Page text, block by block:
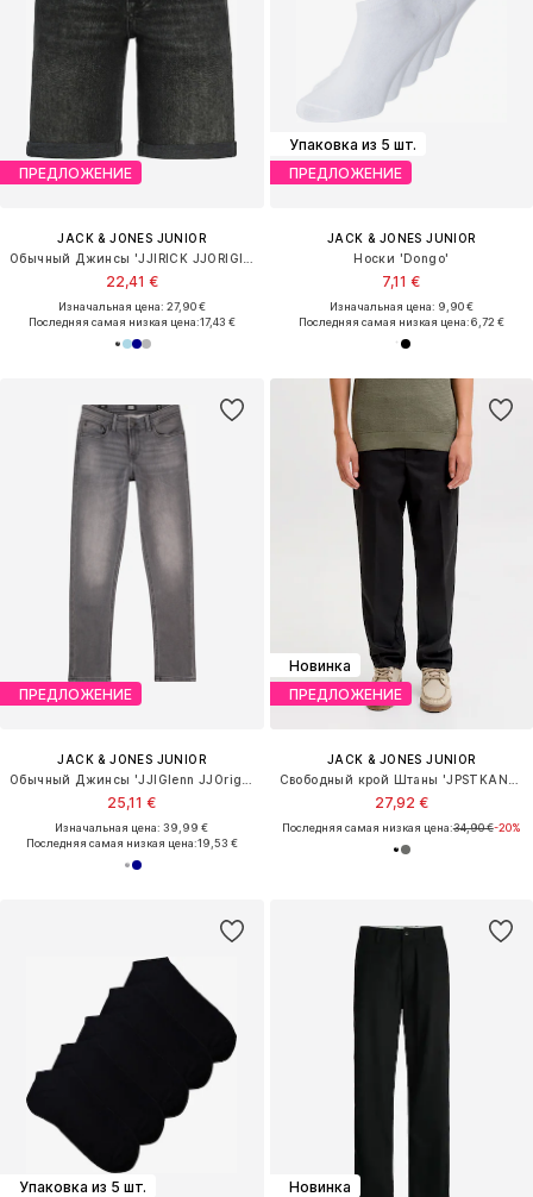
ПРЕДЛОЖЕНИЕ
JACK & JONES JUNIOR
22,41 €
Изначальная цена: 27,90 €
Последняя самая низкая цена:17,43 €
Упаковка из 5 шт.
ПРЕДЛОЖЕНИЕ
JACK & JONES JUNIOR
Носки 'Dongo'
7,11 €
Изначальная цена: 9,90 €
Последняя самая низкая цена:6,72 €
ПРЕДЛОЖЕНИЕ
JACK & JONES JUNIOR
25,11 €
Изначальная цена: 39,99 €
Последняя самая низкая цена:19,53 €
Новинка
ПРЕДЛОЖЕНИЕ
JACK & JONES JUNIOR
27,92 €
Последняя самая низкая цена:34,90 €-20%
Упаковка из 5 шт.
Новинка